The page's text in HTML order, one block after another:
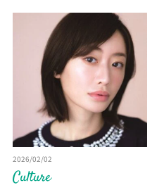
Culture
2026/02/02